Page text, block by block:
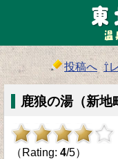
投稿へ ⇧
鹿狼の湯（新地
（Rating: 4/5）